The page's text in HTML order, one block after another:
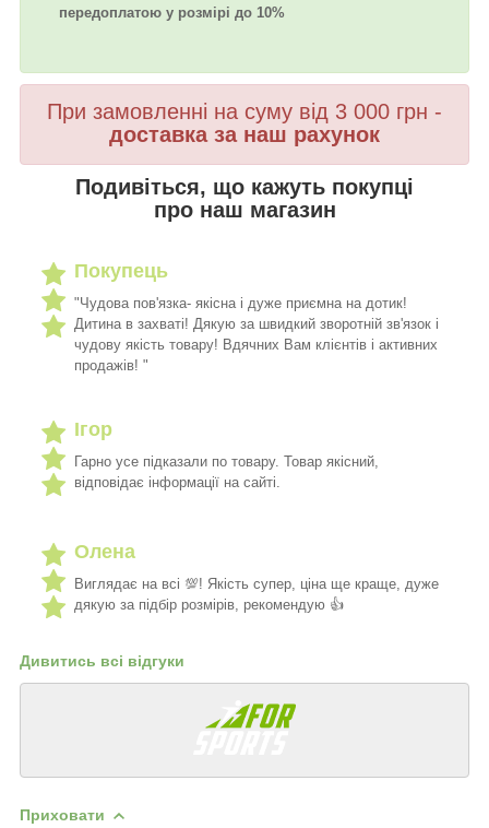
передоплатою у розмірі до 10%
При замовленні на суму від 3 000 грн -
доставка за наш рахунок
Подивіться, що кажуть покупці
про наш магазин
Покупець
"Чудова пов'язка- якісна і дуже приємна на дотик!
Дитина в захваті! Дякую за швидкий зворотній зв'язок і
чудову якість товару! Вдячних Вам клієнтів і активних
продажів! "
Ігор
Гарно усе підказали по товару. Товар якісний,
відповідає інформації на сайті.
Олена
Виглядає на всі 💯! Якість супер, ціна ще краще, дуже
дякую за підбір розмірів, рекомендую 👍
Дивитись всі відгуки
Приховати